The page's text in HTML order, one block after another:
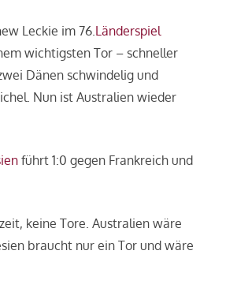
Leckie im 76. Länderspiel
wichtigsten Tor – schneller
Dänen schwindelig und
Nun ist Australien wieder
führt 1:0 gegen Frankreich und
keine Tore. Australien wäre
braucht nur ein Tor und wäre